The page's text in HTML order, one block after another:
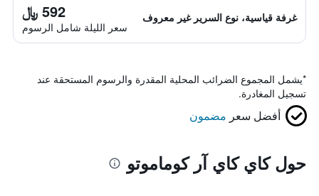
غرفة قياسية، نوع السرير غير معروف 592 ﷼
سعر الليلة شامل الرسوم
*يشمل المجموع الضرائب المحلية المقدرة والرسوم المستحقة عند
تسجيل المغادرة.
أفضل سعر مضمون
حول كاي كاي آر كوماموتو